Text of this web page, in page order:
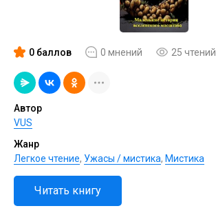
0 баллов 0 мнений 25 чтений
Автор
VUS
Жанр
Легкое чтение, Ужасы / мистика, Мистика
Читать книгу